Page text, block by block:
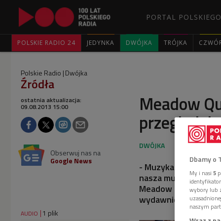
PORTAL
POLSKIE RADIO 24 JEDYNKA DWÓJKA TRÓJKA
Polskie Radio Dwójka
Źródła
Meadow
ostatnia aktualizacja:
09.08.2013 15:00
Obserwuj nas na
Google News
- Muzyka żydowska
nasza muzyka
Meadow Quartet, o
wydawnictwie grupy.
AUDIO 1 plik
Dbamy o
My i nasi 5
wybory lub
naszym